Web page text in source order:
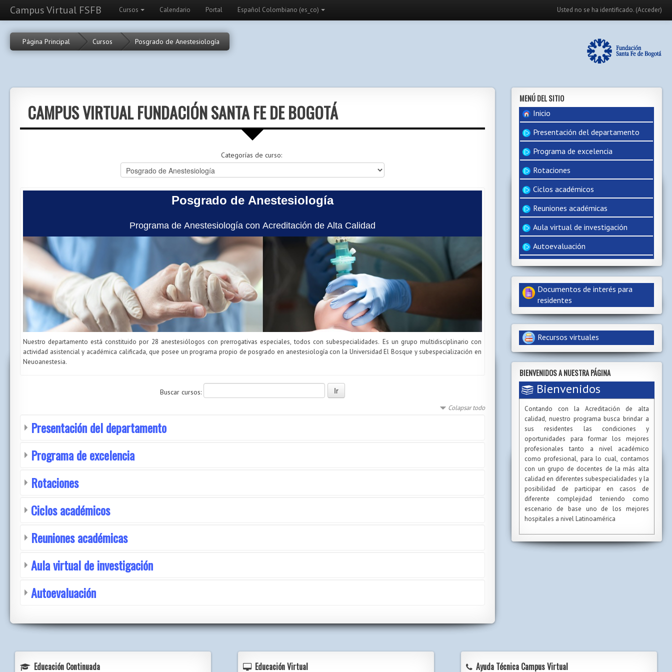
Campus Virtual FSFB Usted no se ha identificado. (Acceder)
Cursos Calendario Portal Español Colombiano (es_co)
Página Principal Cursos Posgrado de Anestesiología
CAMPUS VIRTUAL FUNDACIÓN SANTA FE DE BOGOTÁ
Categorías de curso:
Posgrado de Anestesiología
Programa de Anestesiología con Acreditación de Alta Calidad
Nuestro departamento está constituido por 28 anestesiólogos con prerrogativas especiales, todos con subespecialidades. Es un grupo multidisciplinario con
actividad asistencial y académica calificada, que posee un programa propio de posgrado en anestesiología con la Universidad El Bosque y subespecialización en
Neuoanestesia.
Buscar cursos:
Colapsar todo
Presentación del departamento
Programa de excelencia
Rotaciones
Ciclos académicos
Reuniones académicas
Aula virtual de investigación
Autoevaluación
MENÚ DEL SITIO
Inicio
Presentación del departamento
Programa de excelencia
Rotaciones
Ciclos académicos
Reuniones académicas
Aula virtual de investigación
Autoevaluación
Documentos de interés para
residentes
Recursos virtuales
BIENVENIDOS A NUESTRA PÁGINA
Bienvenidos
Contando con la Acreditación de alta
calidad, nuestro programa busca brindar a
sus residentes las condiciones y
oportunidades para formar los mejores
profesionales tanto a nivel académico
como profesional, para lo cual, contamos
con un grupo de docentes de la más alta
calidad en diferentes subespecialidades y la
posibilidad de participar en casos de
diferente complejidad teniendo como
escenario de base uno de los mejores
hospitales a nivel Latinoamérica
Educación Continuada Educación Virtual Ayuda Técnica Campus Virtual